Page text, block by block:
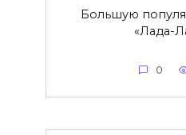
Большую
«Лада-
0